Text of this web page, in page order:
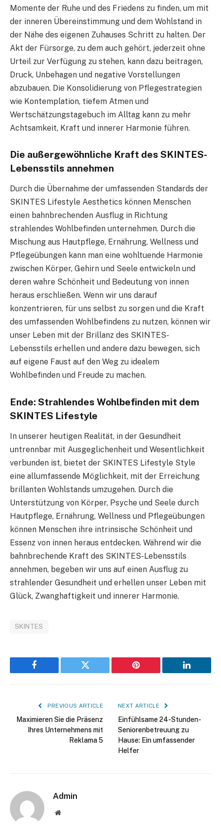
Momente der Ruhe und des Friedens zu finden, um mit
der inneren Übereinstimmung und dem Wohlstand in
der Nähe des eigenen Zuhauses Schritt zu halten. Der
Akt der Fürsorge, zu dem auch gehört, jederzeit ohne
Urteil zur Verfügung zu stehen, kann dazu beitragen,
Druck, Unbehagen und negative Vorstellungen
abzubauen. Die Konsolidierung von Pflegestrategien
wie Kontemplation, tiefem Atmen und
Wertschätzungstagebuch im Alltag kann zu mehr
Achtsamkeit, Kraft und innerer Harmonie führen.
Die außergewöhnliche Kraft des SKINTES-
Lebensstils annehmen
Durch die Übernahme der umfassenden Standards der
SKINTES Lifestyle Aesthetics können Menschen
einen bahnbrechenden Ausflug in Richtung
strahlendes Wohlbefinden unternehmen. Durch die
Mischung aus Hautpflege, Ernährung, Wellness und
Pflegeübungen kann man eine wohltuende Harmonie
zwischen Körper, Gehirn und Seele entwickeln und
deren wahre Schönheit und Bedeutung von innen
heraus erschließen. Wenn wir uns darauf
konzentrieren, für uns selbst zu sorgen und die Kraft
des umfassenden Wohlbefindens zu nutzen, können wir
unser Leben mit der Brillanz des SKINTES-
Lebensstils erhellen und andere dazu bewegen, sich
auf eigene Faust auf den Weg zu idealem
Wohlbefinden und Freude zu machen.
Ende: Strahlendes Wohlbefinden mit dem
SKINTES Lifestyle
In unserer heutigen Realität, in der Gesundheit
untrennbar mit Ausgeglichenheit und Wesentlichkeit
verbunden ist, bietet der SKINTES Lifestyle Style
eine allumfassende Möglichkeit, mit der Erreichung
brillanten Wohlstands umzugehen. Durch die
Unterstützung von Körper, Psyche und Seele durch
Hautpflege, Ernährung, Wellness und Pflegeübungen
können Menschen ihre intrinsische Schönheit und
Essenz von innen heraus entdecken. Während wir die
bahnbrechende Kraft des SKINTES-Lebensstils
annehmen, begeben wir uns auf einen Ausflug zu
strahlender Gesundheit und erhellen unser Leben mit
Glück, Zwanghaftigkeit und innerer Harmonie.
SKINTES
Facebook Twitter Pinterest LinkedIn
PREVIOUS ARTICLE
Maximieren Sie die Präsenz
Ihres Unternehmens mit
Reklama 5
NEXT ARTICLE
Einfühlsame 24-Stunden-
Seniorenbetreuung zu
Hause: Ein umfassender
Helfer
Admin
Website